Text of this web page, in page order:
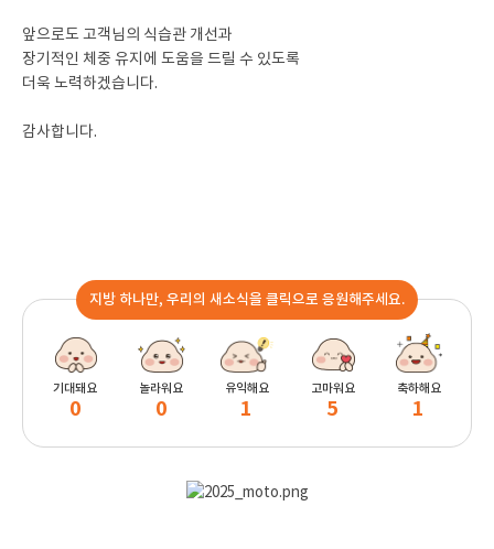
앞으로도 고객님의 식습관 개선과
장기적인 체중 유지에 도움을 드릴 수 있도록
더욱 노력하겠습니다.
감사합니다.
지방 하나만, 우리의 새소식을 클릭으로 응원해주세요.
기대돼요
0
놀라워요
0
유익해요
1
고마워요
5
축하해요
1